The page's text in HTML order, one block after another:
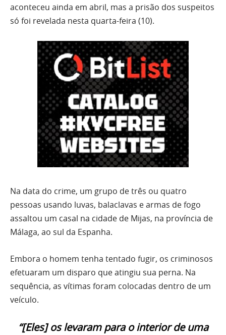
aconteceu ainda em abril, mas a prisão dos suspeitos
só foi revelada nesta quarta-feira (10).
Na data do crime, um grupo de três ou quatro
pessoas usando luvas, balaclavas e armas de fogo
assaltou um casal na cidade de Mijas, na província de
Málaga, ao sul da Espanha.
Embora o homem tenha tentado fugir, os criminosos
efetuaram um disparo que atingiu sua perna. Na
sequência, as vítimas foram colocadas dentro de um
veículo.
“[Eles] os levaram para o interior de uma